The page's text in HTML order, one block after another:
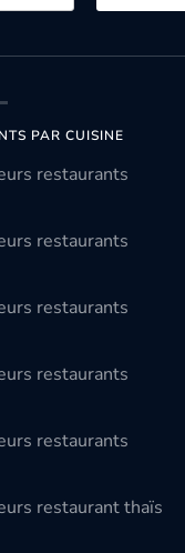
PAR CUISINE
restaurants
restaurants
restaurants
restaurants
restaurants
restaurant thaïs